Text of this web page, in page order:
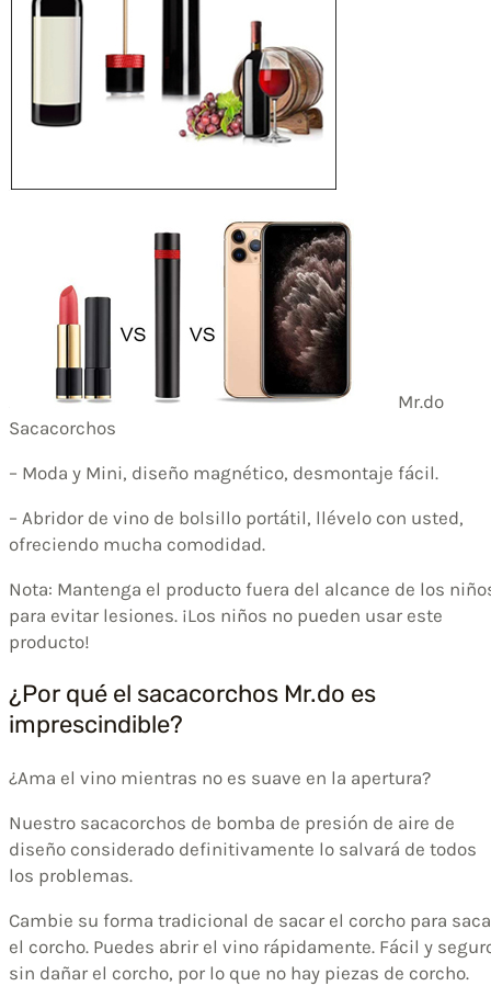
Mr.do
Sacacorchos
– Moda y Mini, diseño magnético, desmontaje fácil.
– Abridor de vino de bolsillo portátil, llévelo con usted,
ofreciendo mucha comodidad.
Nota: Mantenga el producto fuera del alcance de los
para evitar lesiones. ¡Los niños no pueden usar este
producto!
¿Por qué el sacacorchos Mr.do es
imprescindible?
¿Ama el vino mientras no es suave en la apertura?
Nuestro sacacorchos de bomba de presión de aire de
diseño considerado definitivamente lo salvará de todos
los problemas.
Cambie su forma tradicional de sacar el corcho para
el corcho. Puedes abrir el vino rápidamente. Fácil y
sin dañar el corcho, por lo que no hay piezas de corcho.